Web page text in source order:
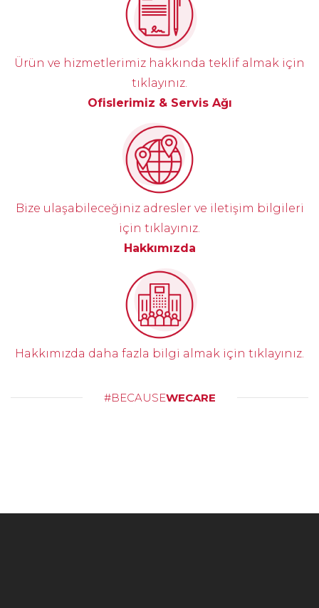
Ürün ve hizmetlerimiz hakkında teklif almak için
tıklayınız.
Ofislerimiz & Servis Ağı
Bize ulaşabileceğiniz adresler ve iletişim bilgileri
için tıklayınız.
Hakkımızda
Hakkımızda daha fazla bilgi almak için tıklayınız.
#BECAUSEWECARE